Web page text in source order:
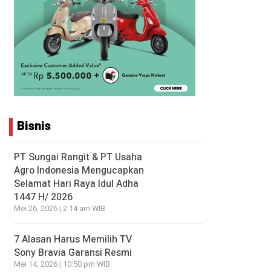
Bisnis
PT Sungai Rangit & PT Usaha
Agro Indonesia Mengucapkan
Selamat Hari Raya Idul Adha
1447 H/ 2026
Mei 26, 2026 | 2:14 am WIB
7 Alasan Harus Memilih TV
Sony Bravia Garansi Resmi
Mei 14, 2026 | 10:50 pm WIB